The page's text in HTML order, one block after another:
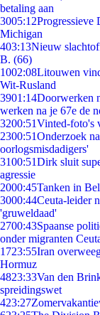
betaling aan
3005:12Progressieve
Michigan
403:13Nieuw
B. (66)
1002:08Litouwen
Wit-Rusland
3901:14Doorwerken
werken na je 67e de
3200:51Vinted-foto's
2300:51Onderzoek
oorlogsmisdadigers'
3100:51Dirk sluit
agressie
2000:45Tanken in
3000:44Ceuta-leider
'gruweldaad'
2700:43Spaanse
onder migranten
1723:55Iran
Hormuz
4823:33Van den
spreidingswet
423:27